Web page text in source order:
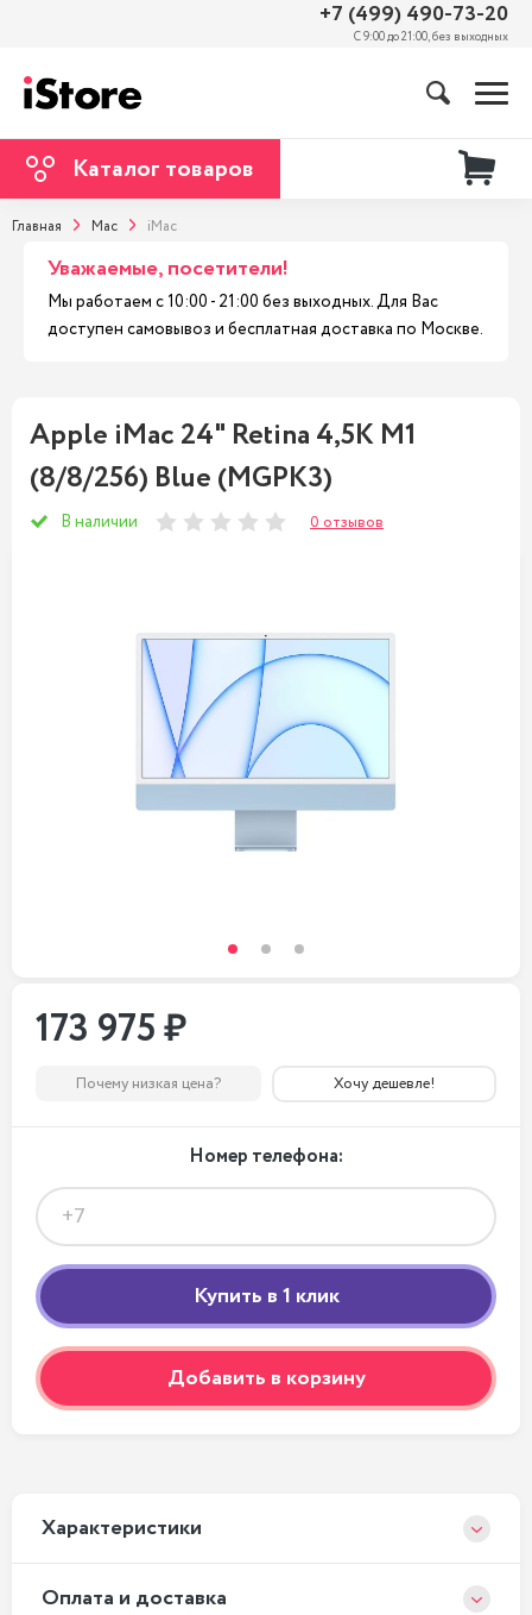
+7 (499) 490-73-20
С 9:00 до 21:00, без выходных
Каталог товаров
Главная Mac iMac
Уважаемые, посетители!
Мы работаем с 10:00 - 21:00 без выходных. Для Вас
доступен самовывоз и бесплатная доставка по Москве.
Apple iMac 24" Retina 4,5K M1
(8/8/256) Blue (MGPK3)
В наличии 0 отзывов
173 975 ₽
Почему низкая цена? Хочу дешевле!
Номер телефона:
Добавить в корзину
Xарактеристики
Оплата и доставка